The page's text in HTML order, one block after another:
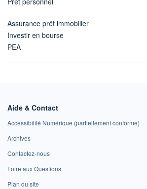
Assurance prêt immobilier
Investir en bourse
PEA
Aide & Contact
Accessibilité Numérique (partiellement conforme)
Archives
Contactez-nous
Foire aux Questions
Plan du site